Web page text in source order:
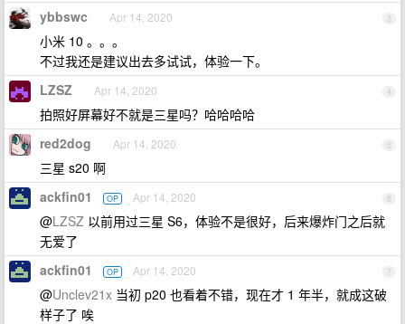
3
ybbswc Apr 14, 2020
小米 10 。。。
不过我还是建议出去多试试，体验一下。
4
LZSZ Apr 14, 2020
拍照好屏幕好不就是三星吗？哈哈哈哈
5
red2dog Apr 14, 2020
三星 s20 啊
6
ackfin01 OP Apr 14, 2020
@LZSZ 以前用过三星 S6，体验不是很好，后来爆炸门之后就
无爱了
7
ackfin01 OP Apr 14, 2020
@Unclev21x 当初 p20 也看着不错，现在才 1 年半，就成这破
样子了 唉